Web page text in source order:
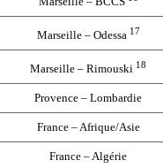
Marseille – Odessa 17
Marseille – Rimouski 18
Provence – Lombardie
France – Afrique/Asie
France – Algérie